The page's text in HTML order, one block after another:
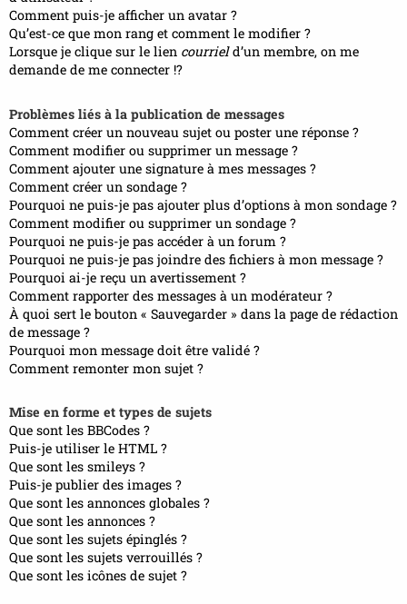
Comment puis-je afficher un avatar ?
Qu’est-ce que mon rang et comment le modifier ?
Lorsque je clique sur le lien courrield’un membre, on me
demande de me connecter !?
Problèmes liés à la publication de messages
Comment créer un nouveau sujet ou poster une réponse ?
Comment modifier ou supprimer un message ?
Comment ajouter une signature à mes messages ?
Comment créer un sondage ?
Pourquoi ne puis-je pas ajouter plus d’options à mon sondage ?
Comment modifier ou supprimer un sondage ?
Pourquoi ne puis-je pas accéder à un forum ?
Pourquoi ne puis-je pas joindre des fichiers à mon message ?
Pourquoi ai-je reçu un avertissement ?
Comment rapporter des messages à un modérateur ?
À quoi sert le bouton « Sauvegarder » dans la page de rédaction
de message ?
Pourquoi mon message doit être validé ?
Comment remonter mon sujet ?
Mise en forme et types de sujets
Que sont les BBCodes ?
Puis-je utiliser le HTML ?
Que sont les smileys ?
Puis-je publier des images ?
Que sont les annonces globales ?
Que sont les annonces ?
Que sont les sujets épinglés ?
Que sont les sujets verrouillés ?
Que sont les icônes de sujet ?